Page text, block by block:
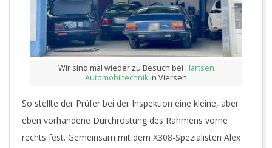
Wir sind mal wieder zu Besuch bei Hartsen
Automobiltechnik in Viersen
So stellte der Prüfer bei der Inspektion eine kleine, aber
eben vorhandene Durchrostung des Rahmens vorne
rechts fest. Gemeinsam mit dem X308-Spezialisten Alex